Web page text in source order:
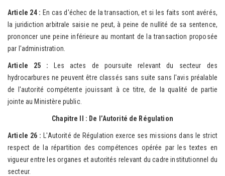
Article 24 : En cas d'échec de la transaction, et si les faits sont avérés,
la juridiction arbitrale saisie ne peut, à peine de nullité de sa sentence,
prononcer une peine inférieure au montant de la transaction proposée
par l'administration.
Article 25 :
Les actes de poursuite relevant du secteur des
hydrocarbures ne peuvent être classés sans suite sans l'avis préalable
de l'autorité compétente jouissant à ce titre, de la qualité de partie
jointe au Ministère public.
Chapitre II : De l’Autorité de Régulation
Article 26 :
L'Autorité de Régulation exerce ses missions dans le strict
respect de la répartition des compétences opérée par les textes en
vigueur entre les organes et autorités relevant du cadre institutionnel du
secteur.